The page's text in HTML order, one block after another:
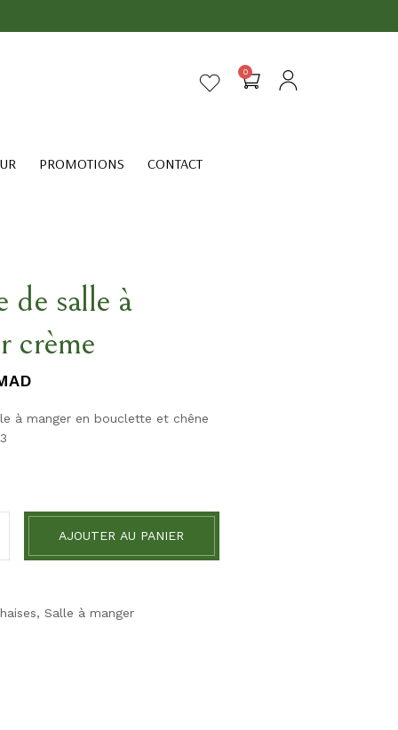
0
PROMOTIONS CONTACT
de salle à
crème
à manger en bouclette et chêne
AJOUTER AU PANIER
, Salle à manger